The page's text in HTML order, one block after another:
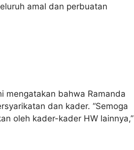
amal dan perbuatan
mengatakan bahwa Ramanda
dan kader. “Semoga
oleh kader-kader HW lainnya,”